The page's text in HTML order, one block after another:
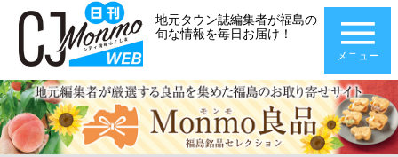
地元タウン誌編集者が福島の
旬な情報を毎日お届け！
メニュー